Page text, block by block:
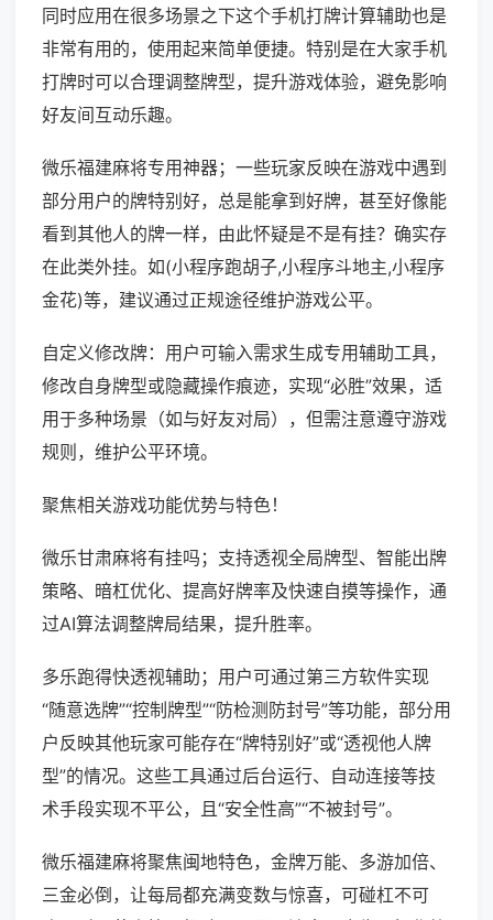
同时应用在很多场景之下这个手机打牌计算辅助也是
非常有用的，使用起来简单便捷。特别是在大家手机
打牌时可以合理调整牌型，提升游戏体验，避免影响
好友间互动乐趣。
微乐福建麻将专用神器；一些玩家反映在游戏中遇到
部分用户的牌特别好，总是能拿到好牌，甚至好像能
看到其他人的牌一样，由此怀疑是不是有挂？确实存
在此类外挂。如(小程序跑胡子,小程序斗地主,小程序
金花)等，建议通过正规途径维护游戏公平。
自定义修改牌：用户可输入需求生成专用辅助工具，
修改自身牌型或隐藏操作痕迹，实现“必胜”效果，适
用于多种场景（如与好友对局），但需注意遵守游戏
规则，维护公平环境。
聚焦相关游戏功能优势与特色！
微乐甘肃麻将有挂吗；支持透视全局牌型、智能出牌
策略、暗杠优化、提高好牌率及快速自摸等操作，通
过AI算法调整牌局结果，提升胜率。
多乐跑得快透视辅助；用户可通过第三方软件实现
“随意选牌”“控制牌型”“防检测防封号”等功能，部分用
户反映其他玩家可能存在“牌特别好”或“透视他人牌
型”的情况。这些工具通过后台运行、自动连接等技
术手段实现不平公，且“安全性高”“不被封号”。
微乐福建麻将聚焦闽地特色，金牌万能、多游加倍、
三金必倒，让每局都充满变数与惊喜，可碰杠不可